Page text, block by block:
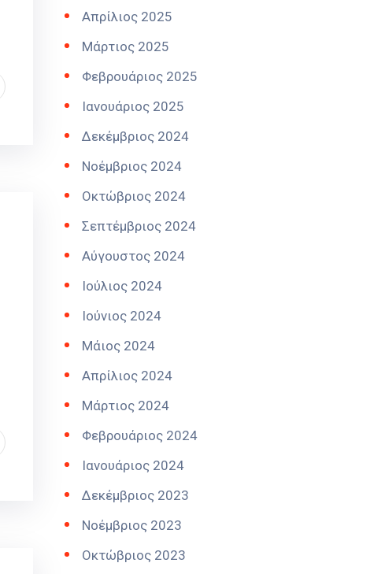
Απρίλιος 2025
Μάρτιος 2025
Φεβρουάριος 2025
Ιανουάριος 2025
Δεκέμβριος 2024
Νοέμβριος 2024
Οκτώβριος 2024
Σεπτέμβριος 2024
Αύγουστος 2024
Ιούλιος 2024
Ιούνιος 2024
Μάιος 2024
Απρίλιος 2024
Μάρτιος 2024
Φεβρουάριος 2024
Ιανουάριος 2024
Δεκέμβριος 2023
Νοέμβριος 2023
Οκτώβριος 2023